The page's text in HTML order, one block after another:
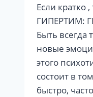
Если кратко
ГИПЕРТИМ:
Быть всегда
новые
этого
состоит в
быстро,